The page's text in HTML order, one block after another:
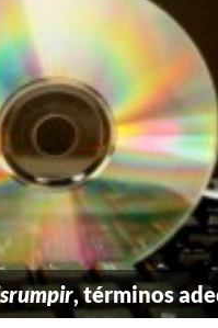
, términos